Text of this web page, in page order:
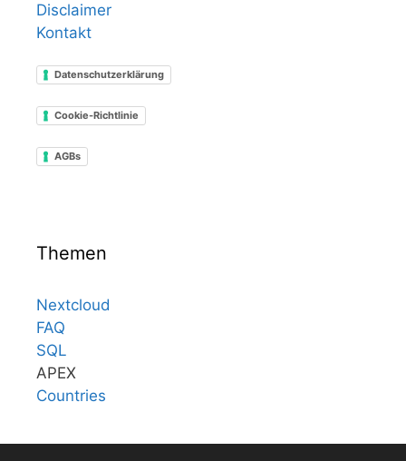
Disclaimer
Kontakt
Datenschutzerklärung
Cookie-Richtlinie
AGBs
Themen
Nextcloud
FAQ
SQL
APEX
Countries